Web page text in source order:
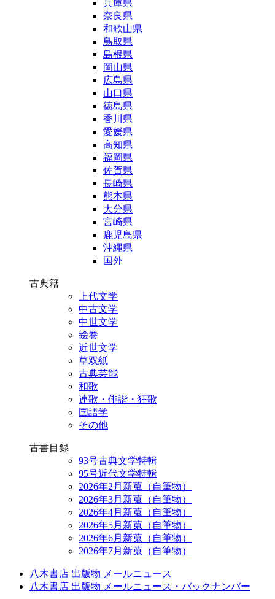
兵庫県
奈良県
和歌山県
鳥取県
島根県
岡山県
広島県
山口県
徳島県
香川県
愛媛県
高知県
福岡県
佐賀県
長崎県
熊本県
大分県
宮崎県
鹿児島県
沖縄県
国外
古典籍
上代文学
中古文学
中世文学
絵巻
近世文学
草双紙
古典芸能
和歌
連歌・俳諧・狂歌
国語学
その他
古書目録
93号古典文学特輯
95号近代文学特輯
2026年2月新蒐（自筆物）
2026年3月新蒐（自筆物）
2026年4月新蒐（自筆物）
2026年5月新蒐（自筆物）
2026年6月新蒐（自筆物）
2026年7月新蒐（自筆物）
八木書店 出版物 メールニュース
八木書店 出版物 メールニュース・バックナンバー